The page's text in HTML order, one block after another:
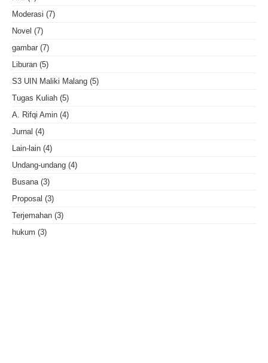
Moderasi (7)
Novel (7)
gambar (7)
Liburan (5)
S3 UIN Maliki Malang (5)
Tugas Kuliah (5)
A. Rifqi Amin (4)
Jurnal (4)
Lain-lain (4)
Undang-undang (4)
Busana (3)
Proposal (3)
Terjemahan (3)
hukum (3)